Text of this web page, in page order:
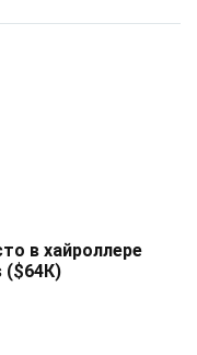
в хайроллере
($64К)